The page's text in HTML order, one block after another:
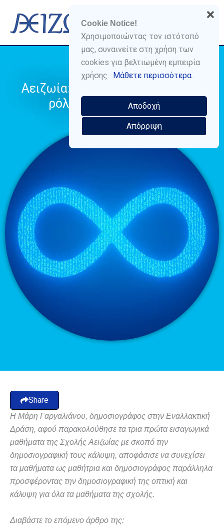
content
Menu
Αειζωία: Εστίαση και πνεύμα σε
ρόλο πρωταγωνιστικό
Share
Η Μάρη Γαργαλιάνου, δημοσιογράφος στην Εναλλακτική
Δράση, αφού παρακολούθησε τα τρια πρώτα εισαγωγικά
μαθήματα της Σχολής Αειζωίας με σκοπό την
δημοσιογραφική τους κάλυψη, αποφάσισε να συνεχίσει
τα μαθήματα ως μαθήτρια και δημοσιογράφος παράλληλα
προσφέροντας την δημοσιογραφική της οπτική και
κάλυψη για όλα τα μαθήματα της σχολής.
Διαβάστε το επόμενο άρθρο της:
Cookie Notice!
Χρησιμοποιώντας τον ιστότοπό
μας, συναινείτε στη χρήση των
cookies για βελτιωμένη εμπειρία
χρήσης. Μάθετε περισσότερα.
Αποδοχή
Απόρριψη